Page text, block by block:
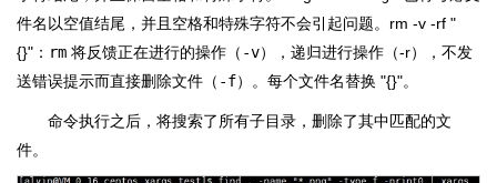
件名以空值结尾，并且空格和特殊字符不会引起问题。rm -v -rf "
{}"： rm 将反馈正在进行的操作（ -v），递归进行操作（-r），不发
送错误提示而直接删除文件（ -f）。每个文件名替换 "{}"。
命令执行之后，将搜索了所有子目录，删除了其中匹配的文
件。